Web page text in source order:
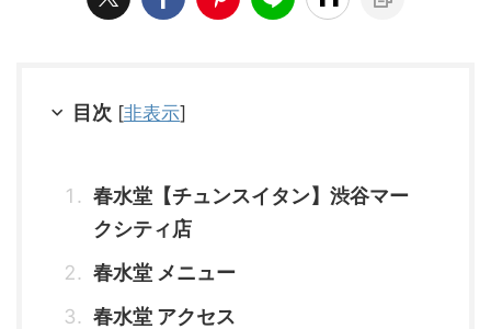
目次 [非表示]
春水堂【チュンスイタン】渋谷マー
クシティ店
春水堂 メニュー
春水堂 アクセス